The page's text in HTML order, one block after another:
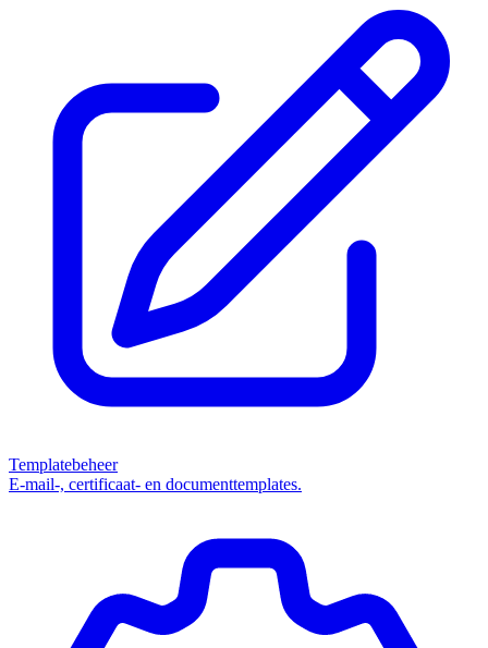
Templatebeheer
E-mail-, certificaat- en documenttemplates.